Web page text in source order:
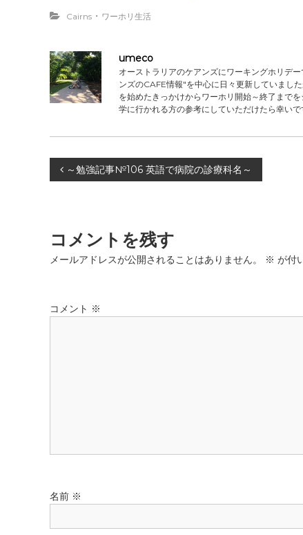
Cairns ・ ワーホリ生活
umeco
オーストラリアのケアンズにワーキングホリデ
ンズのCAFE情報"を中心に日々更新していまし
を始めたきっかけからワーホリ開始～終了まで
学に行かれる方の参考にしていただけたら幸い
投
ナ
ビ
～勉強記事№106 英語で病院の診療科名～
コメントを残す
メールアドレスが公開されることはありません。 ※ が付
コメント ※
名前 ※